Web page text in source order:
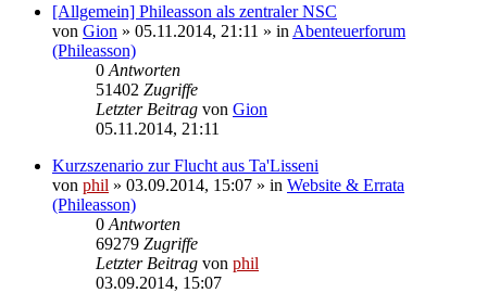
[Allgemein] Phileasson als zentraler NSC
von Gion » 05.11.2014, 21:11 » in Abenteuerforum
(Phileasson)
0 Antworten
51402 Zugriffe
Letzter Beitrag von Gion
05.11.2014, 21:11
Kurzszenario zur Flucht aus Ta'Lisseni
von phil » 03.09.2014, 15:07 » in Website & Errata
(Phileasson)
0 Antworten
69279 Zugriffe
Letzter Beitrag von phil
03.09.2014, 15:07